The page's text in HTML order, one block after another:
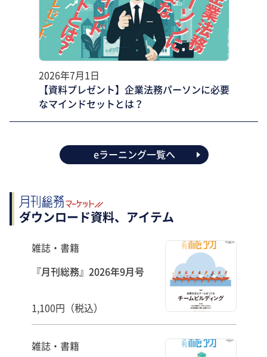
2026年7月1日
【資料プレゼント】企業法務パーソンに必要
なマインドセットとは？
eラーニング一覧へ
ダウンロード資料、アイテム
雑誌・書籍
『月刊総務』2026年9月号
1,100円（税込）
雑誌・書籍